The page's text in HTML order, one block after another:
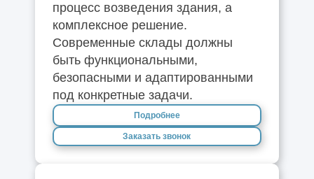
процесс возведения здания, а
комплексное решение.
Современные склады должны
быть функциональными,
безопасными и адаптированными
под конкретные задачи.
Подробнее
Заказать звонок